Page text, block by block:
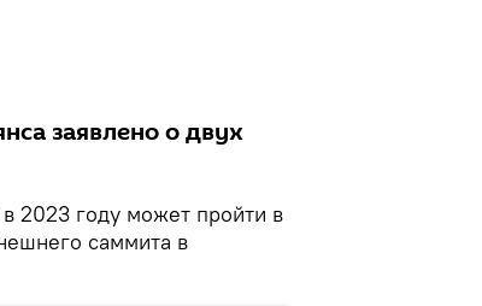
заявлено о двух
2023 году может пройти в
саммита в